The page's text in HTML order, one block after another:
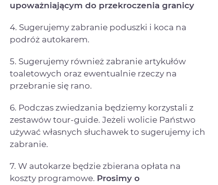
upoważniającym do przekroczenia granicy
4. Sugerujemy zabranie poduszki i koca na
podróż autokarem.
5. Sugerujemy również zabranie artykułów
toaletowych oraz ewentualnie rzeczy na
przebranie się rano.
6. Podczas zwiedzania będziemy korzystali z
zestawów tour-guide. Jeżeli wolicie Państwo
używać własnych słuchawek to sugerujemy ich
zabranie.
7. W autokarze będzie zbierana opłata na
koszty programowe. Prosimy o